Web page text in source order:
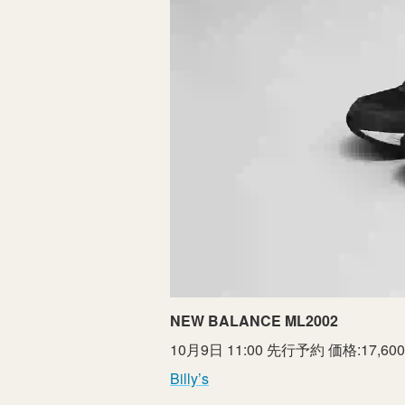
NEW BALANCE ML2002
10月9日 11:00 先行予約 価格
Billy’s